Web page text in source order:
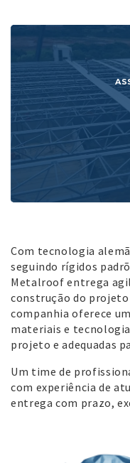
Com tecnologia
seguindo rígidos
Metalroof entrega
construção do projeto
companhia oferece
materiais e
projeto e adequadas
Um time de
com experiência de
entrega com prazo,